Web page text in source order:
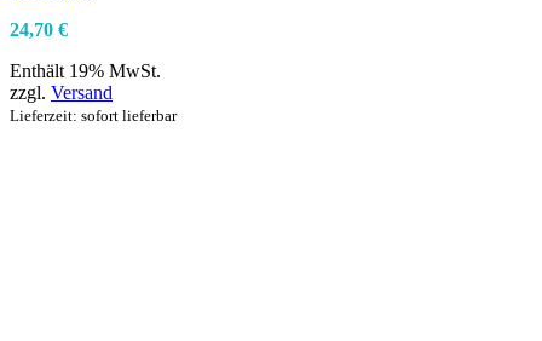
24,70 €
Enthält 19% MwSt.
zzgl. Versand
Lieferzeit: sofort lieferbar